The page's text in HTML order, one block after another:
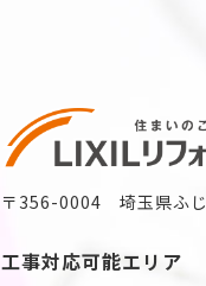
〒356-0004 埼玉県ふ
工事対応可能エリア